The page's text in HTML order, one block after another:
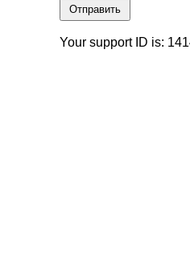
Отправить
Your support ID is: